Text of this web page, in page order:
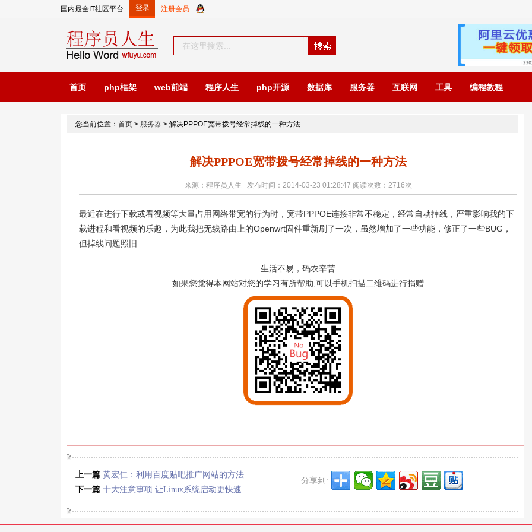
国内最全IT社区平台
首页 php框架 web前端 程序人生 php开源 数据库 服务器 互联网 工具 编程教程
您当前位置： 首页 > 服务器 > 解决PPPOE宽带拨号经常掉线的一种方法
解决PPPOE宽带拨号经常掉线的一种方法
来源：程序员人生 发布时间：2014-03-23 01:28:47 阅读次数： 2716次
最近在进行下载或看视频等大量占用网络带宽的行为时，宽带PPPOE连接非常不稳定，经常自动掉线，严重影响我的下
载进程和看视频的乐趣，为此我把无线路由上的Openwrt固件重新刷了一次，虽然增加了一些功能，修正了一些BUG，
但掉线问题照旧...
生活不易，码农辛苦
如果您觉得本网站对您的学习有所帮助,可以手机扫描二维码进行捐赠
上一篇 黄宏仁：利用百度贴吧推广网站的方法
下一篇 十大注意事项 让Linux系统启动更快速
分享到: